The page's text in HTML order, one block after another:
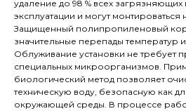
удаление до 98 % всех загрязняющих
эксплуатации и могут монтироваться
Защищенный полипропиленовый
значительные перепады температур
Облуживание установки не требует
специальных микроорганизмов.
биологический метод позволяет
техническую воду, безопасную как
окружающей среды. В процессе